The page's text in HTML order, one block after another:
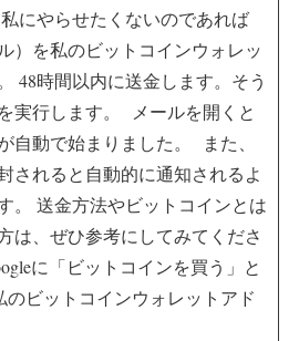
にやらせたくないのであれば
）を私のビットコインウォレッ
48時間以内に送金します。そう
実行します。 メールを開くと
自動で始まりました。 また、
されると自動的に通知されるよ
。 送金方法やビットコインとは
は、ぜひ参考にしてみてくださ
に「ビットコインを買う」と
ビットコインウォレットアド